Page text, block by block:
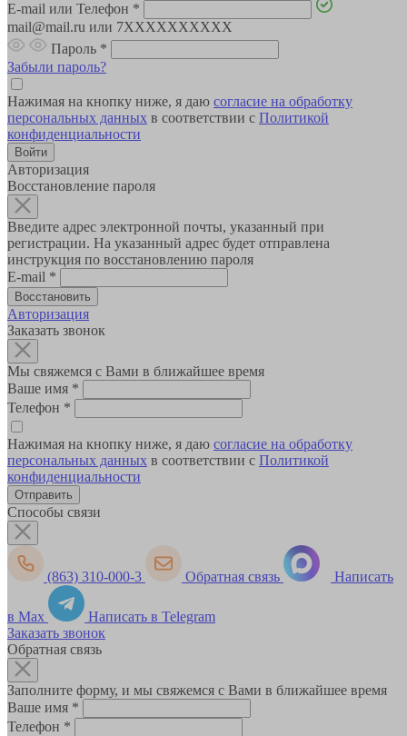
E-mail или Телефон *
mail@mail.ru или 7XXXXXXXXXX
Пароль *
Забыли пароль?
Нажимая на кнопку ниже, я даю согласие на обработку
персональных данных в соответствии с Политикой
конфиденциальности
Авторизация
Восстановление пароля
Введите адрес электронной почты, указанный при
регистрации. На указанный адрес будет отправлена
инструкция по восстановлению пароля
E-mail *
Авторизация
Заказать звонок
Мы свяжемся с Вами в ближайшее время
Ваше имя *
Телефон *
Нажимая на кнопку ниже, я даю согласие на обработку
персональных данных в соответствии с Политикой
конфиденциальности
Способы связи
(863) 310-000-3 Обратная связь Написать
в Max
Написать в Telegram
Заказать звонок
Обратная связь
Заполните форму, и мы свяжемся с Вами в ближайшее время
Ваше имя *
Телефон *